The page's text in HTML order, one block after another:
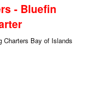
- Bluefin
Charters Bay of Islands